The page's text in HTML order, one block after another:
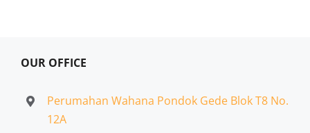
OUR OFFICE
Perumahan Wahana Pondok Gede Blok T8 No.
12A